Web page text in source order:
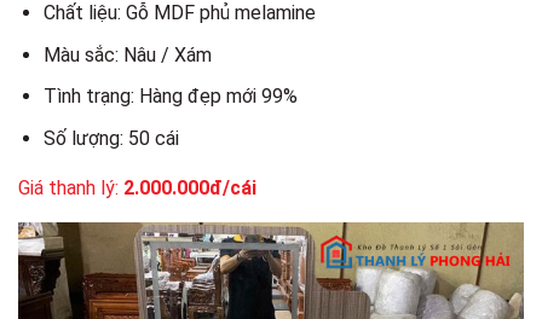
Chất liệu: Gỗ MDF phủ melamine
Màu sắc: Nâu / Xám
Tình trạng: Hàng đẹp mới 99%
Số lượng: 50 cái
Giá thanh lý: 2.000.000đ/cái